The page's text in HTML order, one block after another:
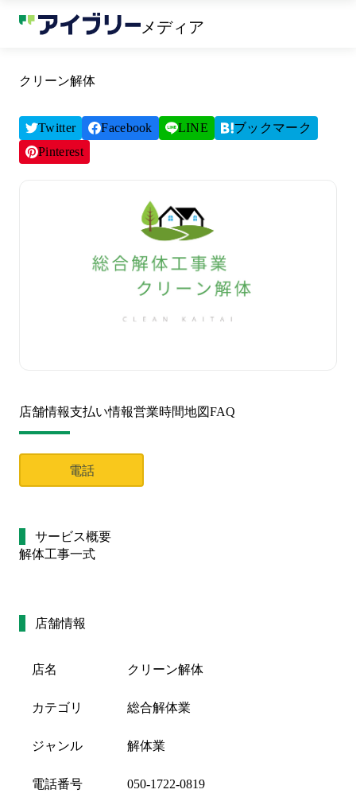
メディア
クリーン解体
Twitter Facebook LINE
ブックマーク
Pinterest
店舗情報支払い情報営業時間地図FAQ
電話
サービス概要
解体工事一式
店舗情報
店名 クリーン解体
カテゴリ 総合解体業
ジャンル 解体業
電話番号 050-1722-0819